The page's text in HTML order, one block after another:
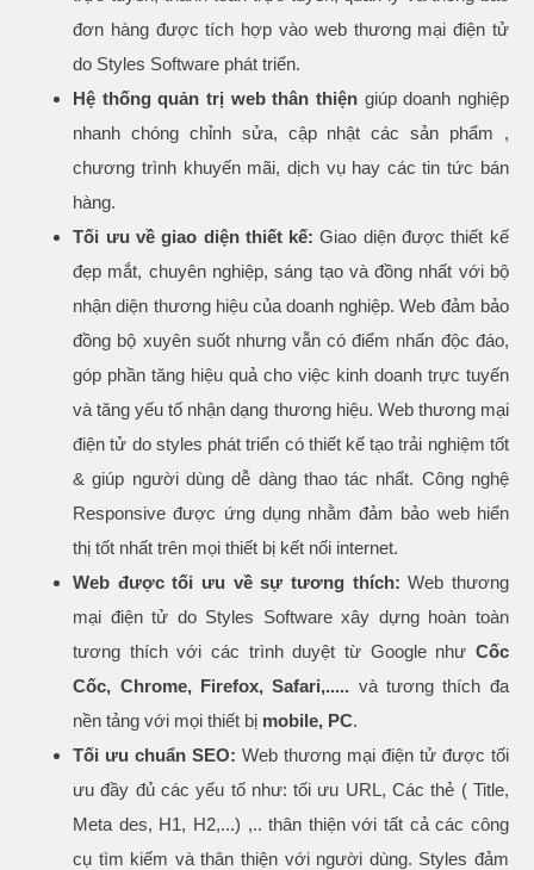
đơn hàng được tích hợp vào web thương mại điện tử
do Styles Software phát triển.
Hệ thống quản trị web thân thiệngiúp doanh nghiệp
nhanh chóng chỉnh sửa, cập nhật các sản phẩm ,
chương trình khuyến mãi, dịch vụ hay các tin tức bán
hàng.
Tối ưu về giao diện thiết kế: Giao diện được thiết kế
đẹp mắt, chuyên nghiệp, sáng tạo và đồng nhất với bộ
nhận diện thương hiệu của doanh nghiệp. Web đảm bảo
đồng bộ xuyên suốt nhưng vẫn có điểm nhấn độc đáo,
góp phần tăng hiệu quả cho việc kinh doanh trực tuyến
và tăng yếu tố nhận dạng thương hiệu. Web thương mại
điện tử do styles phát triển có thiết kế tạo trải nghiệm tốt
& giúp người dùng dễ dàng thao tác nhất. Công nghệ
Responsive được ứng dụng nhằm đảm bảo web hiển
thị tốt nhất trên mọi thiết bị kết nối internet.
Web được tối ưu về sự tương thích: Web thương
mại điện tử do Styles Software xây dựng hoàn toàn
tương thích với các trình duyệt từ Google như Cốc
Cốc, Chrome, Firefox, Safari,..... và tương thích đa
nền tảng với mọi thiết bị mobile, PC.
Tối ưu chuẩn SEO: Web thương mại điện tử được tối
ưu đầy đủ các yếu tố như: tối ưu URL, Các thẻ ( Title,
Meta des, H1, H2,...) ,.. thân thiện với tất cả các công
cụ tìm kiếm và thân thiện với người dùng. Styles đảm